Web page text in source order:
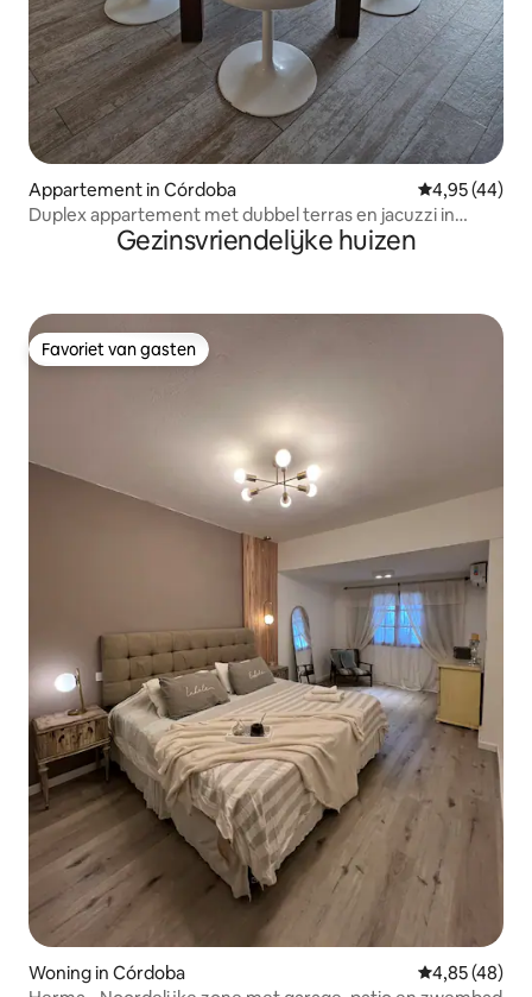
Appartement in Córdoba Gemiddelde
4,95 (44)
Duplex appartement met dubbel terras en jacuzzi in
Nueva CbaGezinsvriendelijke huizen
Favoriet van gasten
Favoriet van gasten
Woning in Córdoba Gemiddelde
4,85 (48)